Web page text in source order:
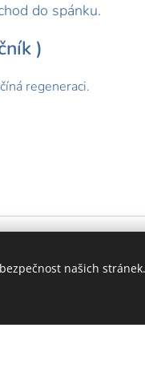
do spánku.
)
regeneraci.
zuzidea ©
našich